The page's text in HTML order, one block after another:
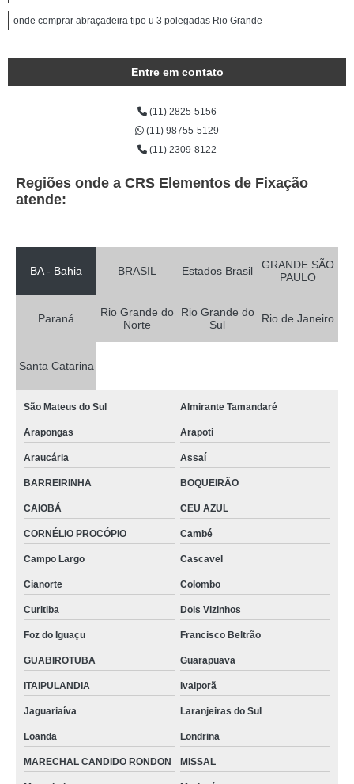
onde comprar abraçadeira tipo u 3 polegadas Rio Grande
Entre em contato
(11) 2825-5156
(11) 98755-5129
(11) 2309-8122
Regiões onde a CRS Elementos de Fixação
atende:
BA - Bahia BRASIL Estados Brasil
GRANDE SÃO
PAULO
Paraná
Rio Grande do
Norte
Rio Grande do
Sul
Rio de Janeiro
Santa Catarina
São Mateus do Sul Almirante Tamandaré
Arapongas Arapoti
Araucária Assaí
BARREIRINHA BOQUEIRÃO
CAIOBÁ CEU AZUL
CORNÉLIO PROCÓPIO Cambé
Campo Largo Cascavel
Cianorte Colombo
Curitiba Dois Vizinhos
Foz do Iguaçu Francisco Beltrão
GUABIROTUBA Guarapuava
ITAIPULANDIA Ivaiporã
Jaguariaíva Laranjeiras do Sul
Loanda Londrina
MARECHAL CANDIDO RONDON MISSAL